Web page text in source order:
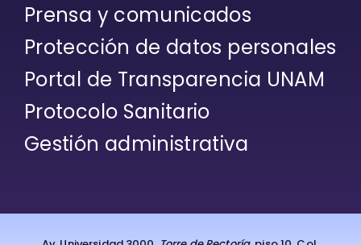
Prensa y comunicados
Protección de datos personales
Portal de Transparencia UNAM
Protocolo Sanitario
Gestión administrativa